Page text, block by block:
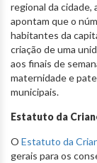
regional da cidade,
apontam que o
habitantes da
criação de uma
aos finais de
maternidade e
municipais.
Estatuto da
O Estatuto da
gerais para os